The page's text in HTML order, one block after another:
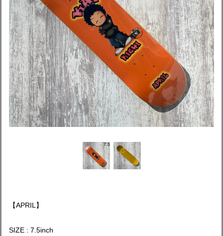
【APRIL】
SIZE : 7.5inch